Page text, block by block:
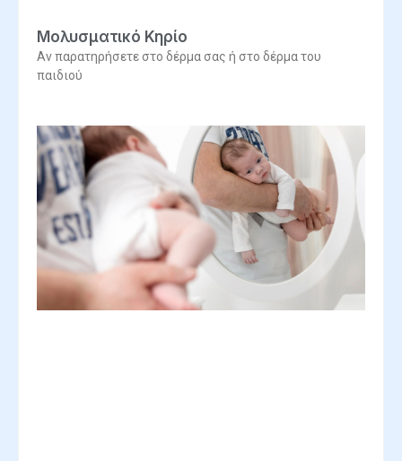
Μολυσματικό Κηρίο
Αν παρατηρήσετε στο δέρμα σας ή στο δέρμα του
παιδιού